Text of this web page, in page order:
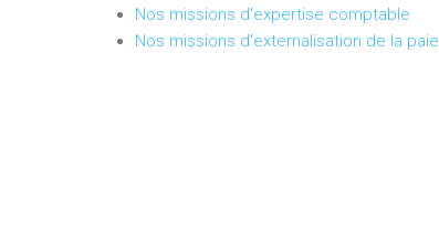
Nos missions d'expertise comptable
Nos missions d'externalisation de la paie